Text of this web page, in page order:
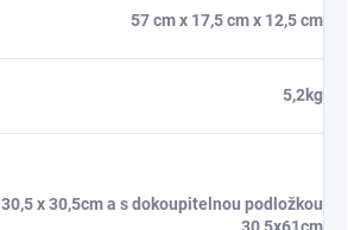
57 cm x 17,5 cm x 12,5 cm
5,2kg
30,5 x 30,5cm a s dokoupitelnou podložkou